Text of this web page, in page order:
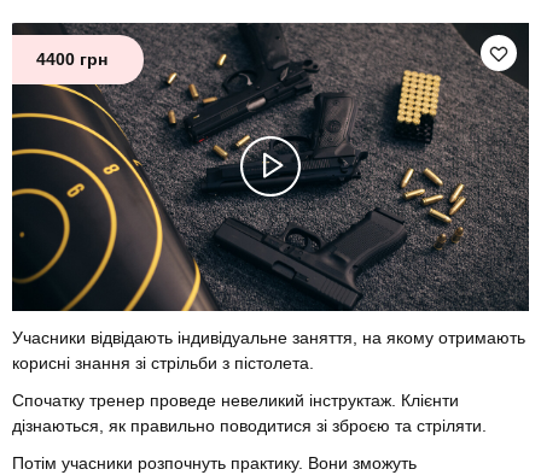
4400 грн
Учасники відвідають індивідуальне заняття, на якому отримають
корисні знання зі стрільби з пістолета.
Спочатку тренер проведе невеликий інструктаж. Клієнти
дізнаються, як правильно поводитися зі зброєю та стріляти.
Потім учасники розпочнуть практику. Вони зможуть